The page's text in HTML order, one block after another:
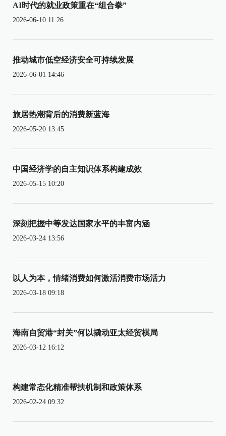
AI时代的就业政策重在“组合拳”
2026-06-10 11:26
推动城市低空经济安全可持续发展
2026-06-01 14:46
旅居热潮背后的消费新蓝海
2026-05-20 13:45
中国经济学的自主知识体系构建成效
2026-05-15 10:20
深刻把握中等发达国家水平的丰富内涵
2026-03-24 13:56
以人为本，情绪消费如何激活消费市场活力
2026-03-18 09:18
海南自贸港“封关”何以撬动亚太经贸棋局
2026-03-12 16:12
构建常态化精准帮扶机制和政策体系
2026-02-24 09:32